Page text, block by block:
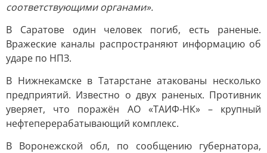
соответствующими органами».
В Саратове один человек погиб, есть раненые.
Вражеские каналы распространяют информацию об
ударе по НПЗ.
В Нижнекамске в Татарстане атакованы несколько
предприятий. Известно о двух раненых. Противник
уверяет, что поражён АО «ТАИФ-НК» – крупный
нефтеперерабатывающий комплекс.
В Воронежской обл, по сообщению губернатора,